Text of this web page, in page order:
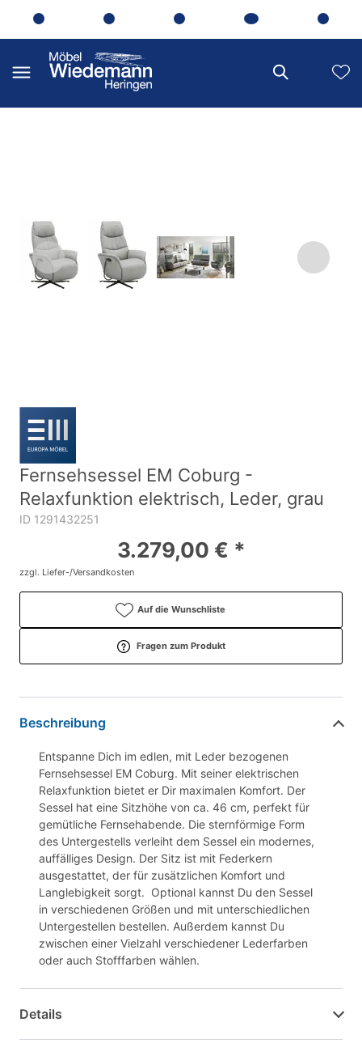
Fernsehsessel EM Coburg -
Relaxfunktion elektrisch, Leder, grau
ID 1291432251
3.279,00 € *
zzgl. Liefer-/Versandkosten
Auf die Wunschliste
Fragen zum Produkt
Beschreibung
Entspanne Dich im edlen, mit Leder bezogenen
Fernsehsessel EM Coburg. Mit seiner elektrischen
Relaxfunktion bietet er Dir maximalen Komfort. Der
Sessel hat eine Sitzhöhe von ca. 46 cm, perfekt für
gemütliche Fernsehabende. Die sternförmige Form
des Untergestells verleiht dem Sessel ein modernes,
auffälliges Design. Der Sitz ist mit Federkern
ausgestattet, der für zusätzlichen Komfort und
Langlebigkeit sorgt. Optional kannst Du den Sessel
in verschiedenen Größen und mit unterschiedlichen
Untergestellen bestellen. Außerdem kannst Du
zwischen einer Vielzahl verschiedener Lederfarben
oder auch Stofffarben wählen.
Details